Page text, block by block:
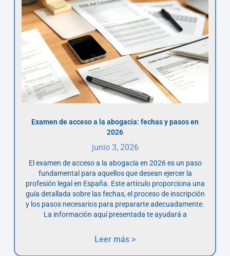
Examen de acceso a la abogacía: fechas y pasos en
2026
junio 3, 2026
El examen de acceso a la abogacía en 2026 es un paso
fundamental para aquellos que desean ejercer la
profesión legal en España. Este artículo proporciona una
guía detallada sobre las fechas, el proceso de inscripción
y los pasos necesarios para prepararte adecuadamente.
La información aquí presentada te ayudará a
Leer más >